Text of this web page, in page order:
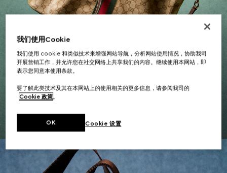
我们使用Cookie
我们使用 cookie 和类似技术来增强网站导航，分析网站使用情况，协助我司
开展营销工作，并允许您在社交网络上共享我们的内容。继续使用本网站，即
表示您同意本使用条款。
要了解此类技术及其在本网站上的使用相关的更多信息，请参阅我司的
Cookie 政策。
Cookie 设置
OK